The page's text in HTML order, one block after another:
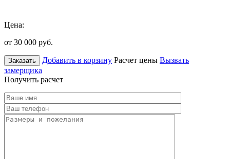
Цена:
от 30 000 руб.
Заказать Добавить в корзину Расчет цены Вызвать
замерщика
Получить расчет